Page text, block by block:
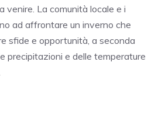
venire. La comunità locale e i
ad affrontare un inverno che
sfide e opportunità, a seconda
precipitazioni e delle temperature